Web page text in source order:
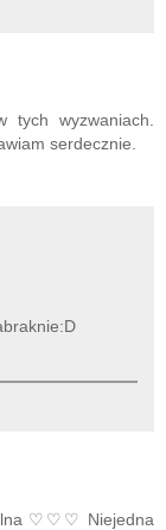
tych wyzwaniach.
serdecznie.
♡♡♡ Niejedna